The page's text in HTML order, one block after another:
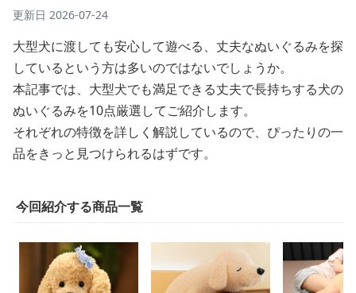
更新日 2026-07-24
大型犬に渡しても安心して遊べる、丈夫なぬいぐるみを探
しているという方は多いのではないでしょうか。
本記事では、大型犬でも満足できる丈夫で長持ちする犬の
ぬいぐるみを10点厳選してご紹介します。
それぞれの特徴を詳しく解説しているので、ぴったりの一
品をきっと見つけられるはずです。
今回紹介する商品一覧